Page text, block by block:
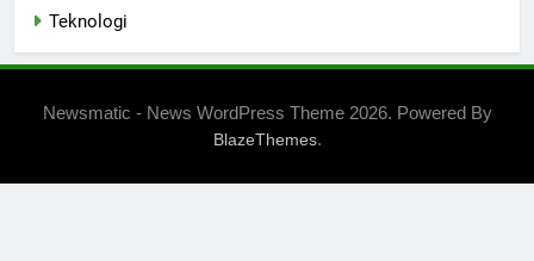
Teknologi
Newsmatic - News WordPress Theme 2026. Powered By
BlazeThemes.